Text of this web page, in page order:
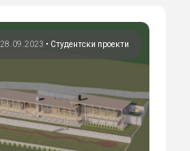
28.09.2023 • Студентски проекти